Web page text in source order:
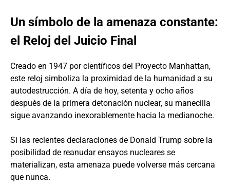
Un símbolo de la amenaza constante:
el Reloj del Juicio Final
Creado en 1947 por científicos del Proyecto Manhattan,
este reloj simboliza la proximidad de la humanidad a su
autodestrucción. A día de hoy, setenta y ocho años
después de la primera detonación nuclear, su manecilla
sigue avanzando inexorablemente hacia la medianoche.
Si las recientes declaraciones de Donald Trump sobre la
posibilidad de reanudar ensayos nucleares se
materializan, esta amenaza puede volverse más cercana
que nunca.